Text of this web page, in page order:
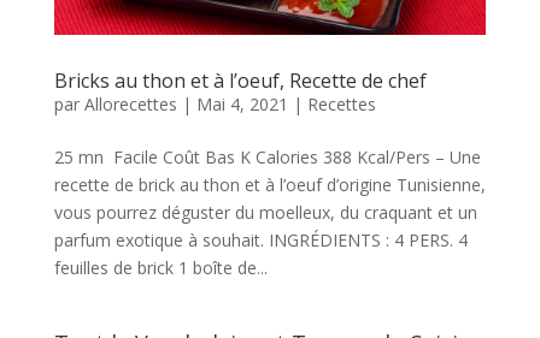
Bricks au thon et à l’oeuf, Recette de chef
par Allorecettes | Mai 4, 2021 | Recettes
25 mn Facile Coût Bas K Calories 388 Kcal/Pers – Une
recette de brick au thon et à l’oeuf d’origine Tunisienne,
vous pourrez déguster du moelleux, du craquant et un
parfum exotique à souhait. INGRÉDIENTS : 4 PERS. 4
feuilles de brick 1 boîte de...